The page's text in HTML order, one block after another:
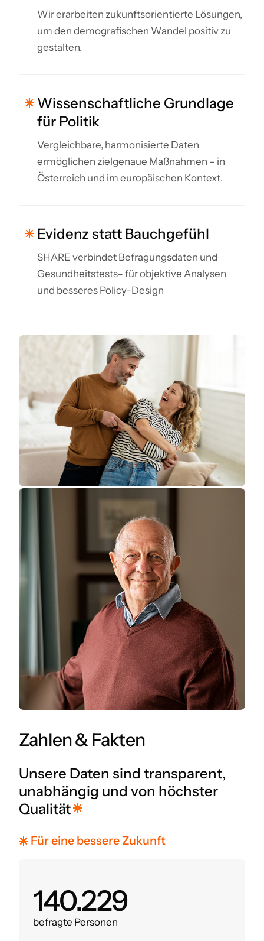
Wir erarbeiten zukunftsorientierte Lösungen,
um den demografischen Wandel positiv zu
gestalten.
Wissenschaftliche Grundlage
für Politik
Vergleichbare, harmonisierte Daten
ermöglichen zielgenaue Maßnahmen – in
Österreich und im europäischen Kontext.
Evidenz statt Bauchgefühl
SHARE verbindet Befragungsdaten und
Gesundheitstests– für objektive Analysen
und besseres Policy-Design
Zahlen & Fakten
Unsere Daten sind transparent,
unabhängig und von höchster
Qualität
Für eine bessere Zukunft
160.000
befragte Personen